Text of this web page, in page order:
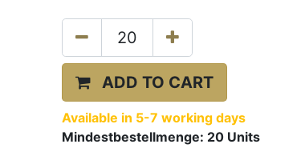
ADD TO CART
Available in 5-7 working days
Mindestbestellmenge: 20 Units